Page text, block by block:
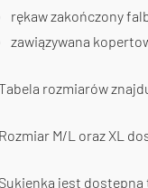
rękaw zakończony
zawiązywana
rozmiarów
Rozmiar M/L oraz XL
Sukienka jest dostępna